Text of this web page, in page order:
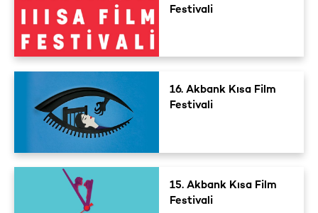
Festivali
16. Akbank Kısa Film
Festivali
15. Akbank Kısa Film
Festivali